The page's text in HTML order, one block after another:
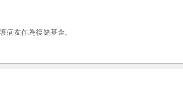
病友作為復健基金。